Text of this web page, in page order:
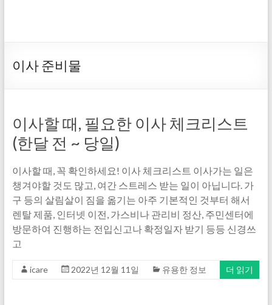
이사 준비물
이사할 때, 필요한 이사 체크리스트
(한달 전 ~ 당일)
이사할 때, 꼭 확인하세요! 이사 체크리스트 이사가는 일은
챙겨야할 것도 많고, 여간 스트레스 받는 일이 아닙니다. 가
구 등의 살림살이 짐을 옮기는 아주 기본적인 것부터 해서
렌탈 제품, 인터넷 이전, 가스비나 관리비 정산, 주민센터에
방문하여 진행하는 전입신고나 확정일자 받기 등등 신경쓰
고
icare 2022년 12월 11일 유용한 정보 더 읽기